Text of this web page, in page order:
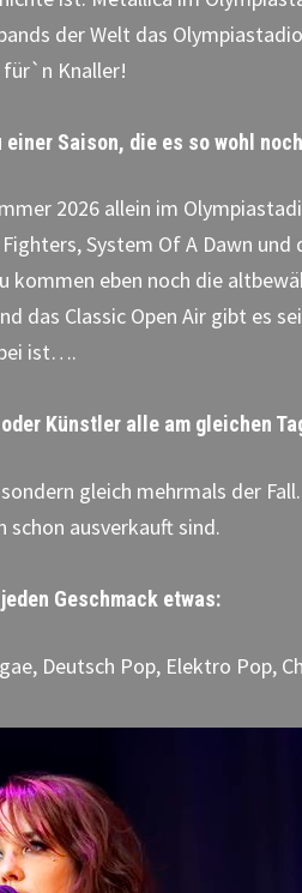
der Welt das
für`n Knaller!
Saison, die es so wohl
2026 allein im
System Of A Dawn
kommen eben noch die
das Classic Open Air gibt es
ist….
Künstler alle am gleichen
gleich mehrmals der
schon ausverkauft sind.
Geschmack etwas:
Deutsch Pop, Elektro Pop,